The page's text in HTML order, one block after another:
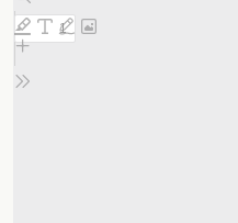
contenu
PDF